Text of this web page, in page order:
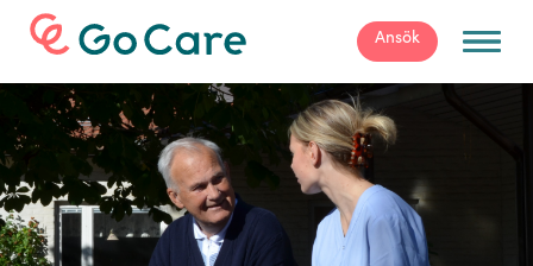
För arbetsgivare Ansök